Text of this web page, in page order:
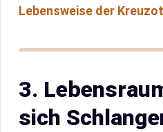
Lebensweise der
3.
sich